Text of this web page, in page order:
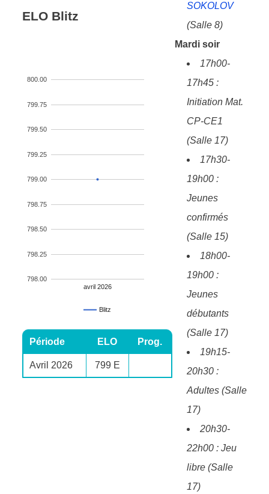
ELO Blitz
Blitz
avril 2026
798.00
798.25
798.50
798.75
799.00
799.25
799.50
799.75
800.00
Période ELO Prog.
Avril 2026 799 E
SOKOLOV
(Salle 8)
Mardi soir
17h00-
17h45 :
Initiation Mat.
CP-CE1
(Salle 17)
17h30-
19h00 :
Jeunes
confirmés
(Salle 15)
18h00-
19h00 :
Jeunes
débutants
(Salle 17)
19h15-
20h30 :
Adultes (Salle
17)
20h30-
22h00 : Jeu
libre (Salle
17)